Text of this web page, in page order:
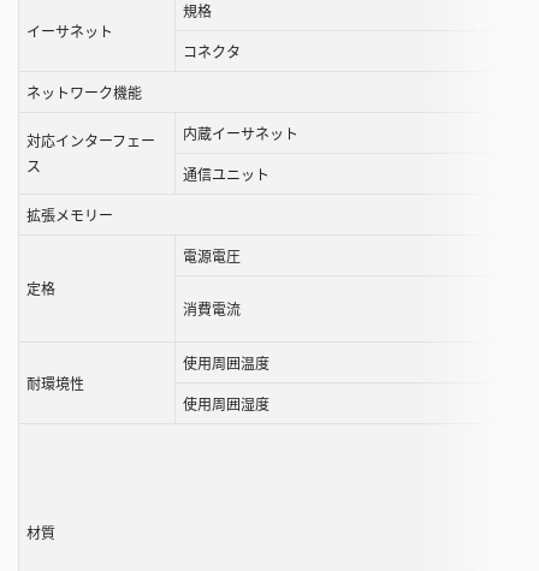
イーサネット
規格
コネクタ
ネットワーク機能
対応インターフェー
ス
内蔵イーサネット
通信ユニット
拡張メモリー
定格
電源電圧
消費電流
耐環境性
使用周囲温度
使用周囲湿度
材質